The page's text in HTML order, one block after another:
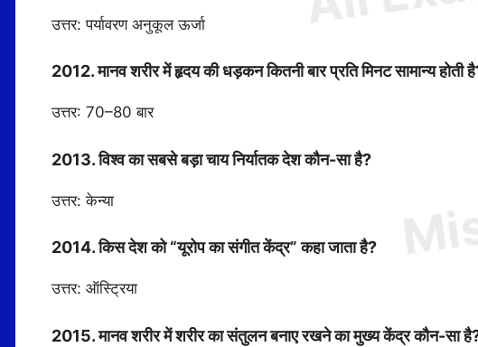
उत्तर: पर्यावरण अनुकूल ऊर्जा
2012. मानव शरीर में हृदय की धड़कन कितनी बार प्रति मिनट सामान्य होती
उत्तर: 70–80 बार
2013. विश्व का सबसे बड़ा चाय निर्यातक देश कौन-सा है?
उत्तर: केन्या
2014. किस देश को “यूरोप का संगीत केंद्र” कहा जाता है?
उत्तर: ऑस्ट्रिया
2015. मानव शरीर में शरीर का संतुलन बनाए रखने का मुख्य केंद्र कौन-सा